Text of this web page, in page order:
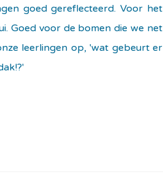
goed gereflecteerd. Voor het
Goed voor de bomen die we net
leerlingen op, 'wat gebeurt er